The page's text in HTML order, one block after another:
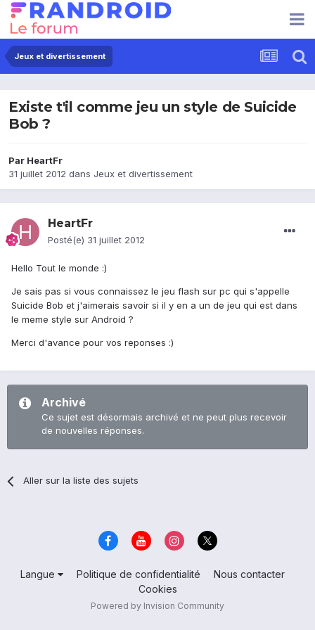
Jeux et divertissement
Existe t'il comme jeu un style de Suicide
Bob ?
Par HeartFr
31 juillet 2012 dans Jeux et divertissement
HeartFr
Posté(e) 31 juillet 2012
Hello Tout le monde :)
Je sais pas si vous connaissez le jeu flash sur pc qui s'appelle
Suicide Bob et j'aimerais savoir si il y en a un de jeu qui est dans
le meme style sur Android ?
Merci d'avance pour vos reponses :)
Archivé
Ce sujet est désormais archivé et ne peut plus recevoir
de nouvelles réponses.
Aller sur la liste des sujets
Langue Politique de confidentialité
Nous contacter
Cookies
Powered by Invision Community